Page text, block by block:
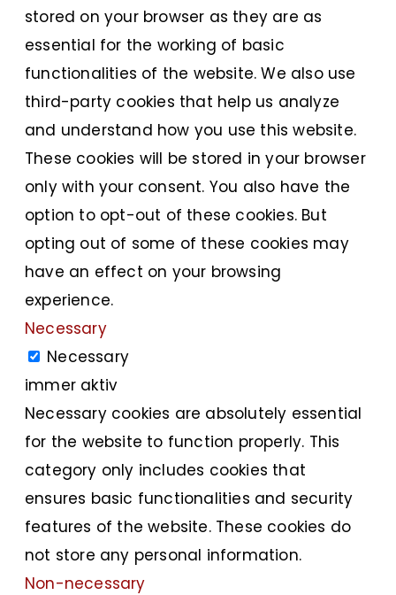
stored on your browser as they are as
essential for the working of basic
functionalities of the website. We also use
third-party cookies that help us analyze
and understand how you use this website.
These cookies will be stored in your browser
only with your consent. You also have the
option to opt-out of these cookies. But
opting out of some of these cookies may
have an effect on your browsing
experience.
Necessary
Necessary
immer aktiv
Necessary cookies are absolutely essential
for the website to function properly. This
category only includes cookies that
ensures basic functionalities and security
features of the website. These cookies do
not store any personal information.
Non-necessary